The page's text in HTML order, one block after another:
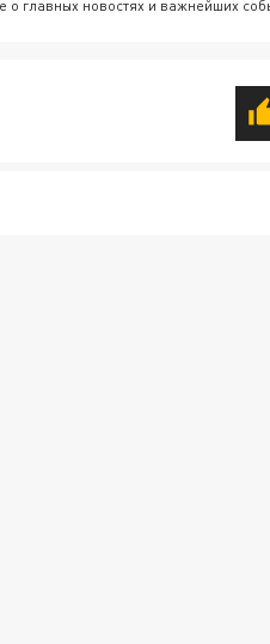
о главных новостях и важнейших